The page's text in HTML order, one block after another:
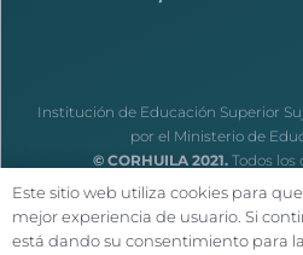
Institución de Educación Superior
por el Ministerio de
© CORHUILA 2021. Todos los
Este sitio web utiliza cookies para
mejor experiencia de usuario. Si
está dando su consentimiento para